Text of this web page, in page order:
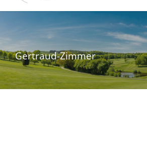
Gertraud-Zimmer